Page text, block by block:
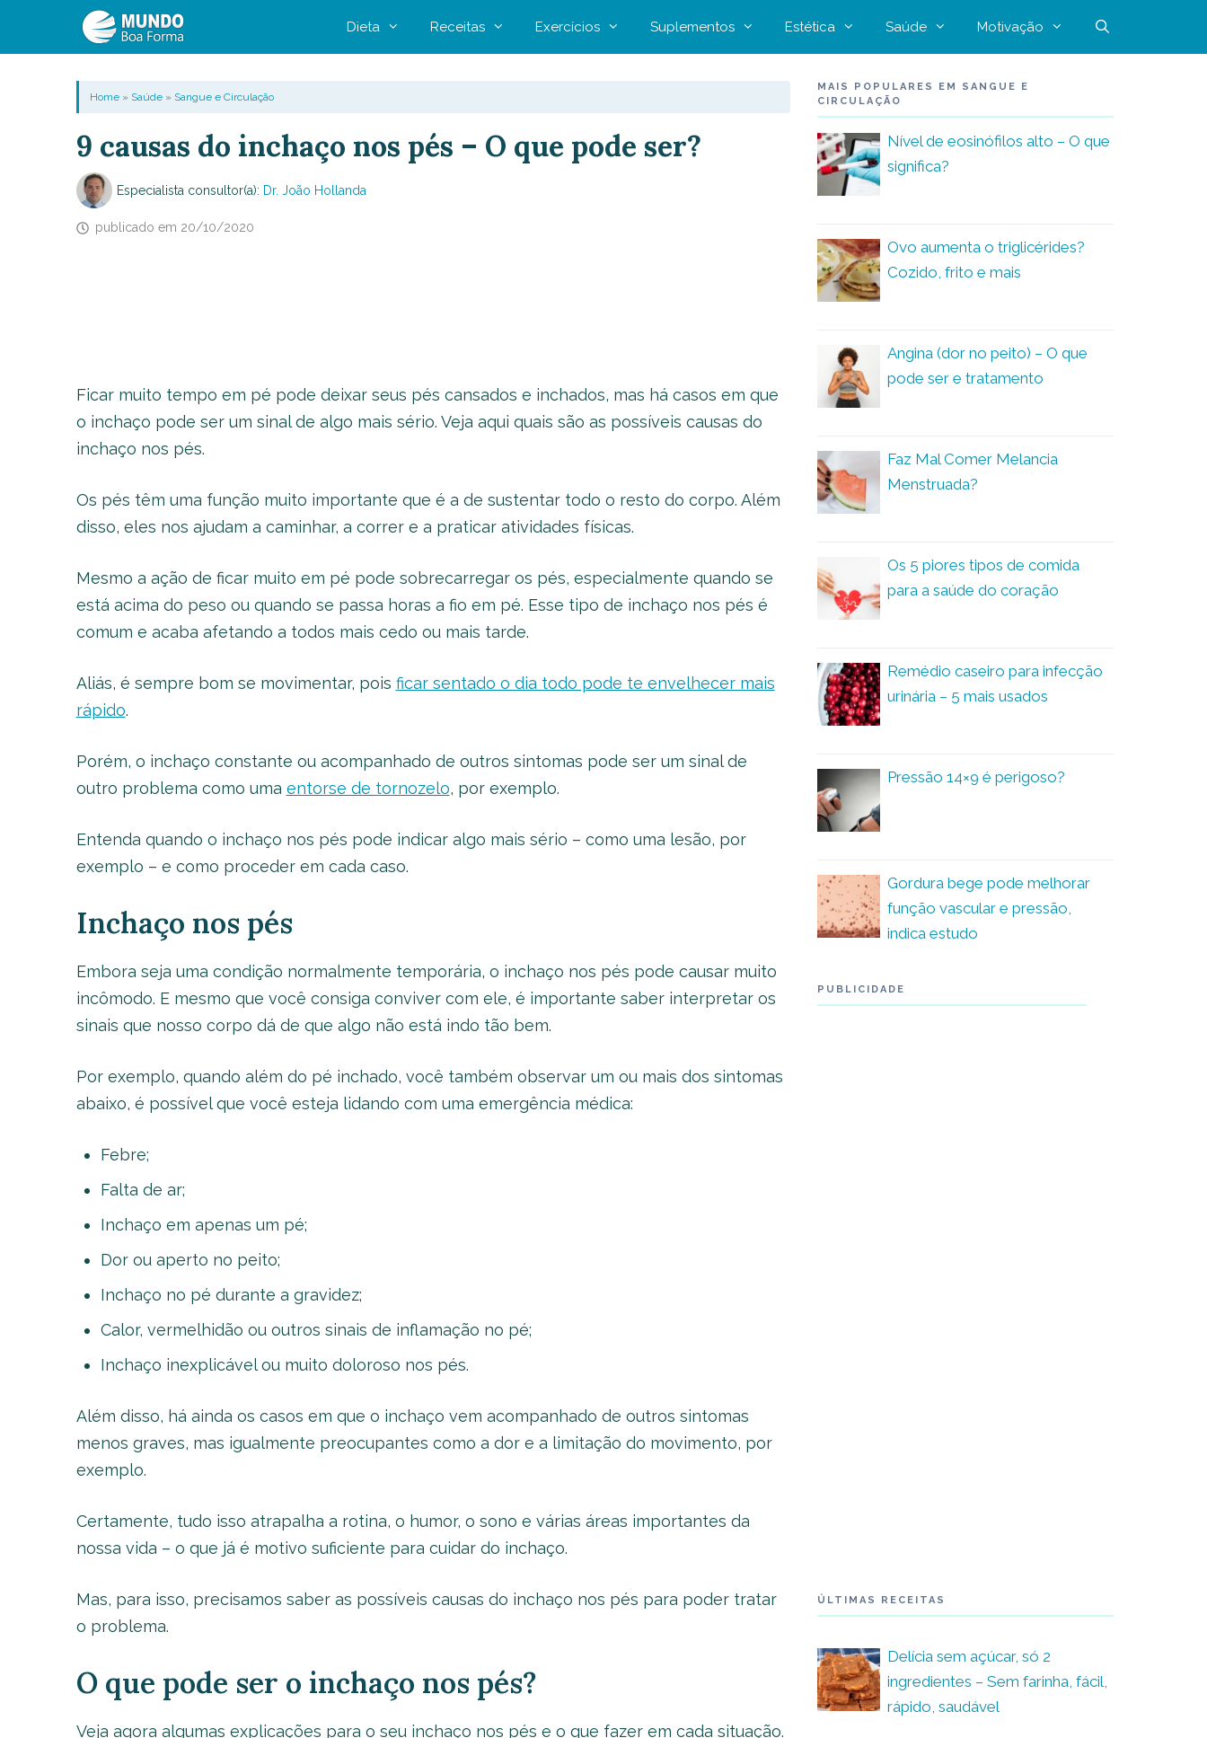
Dieta Receitas Exercícios Suplementos Estética Saúde Motivação
Home» Saúde» Sangue e Circulação
9 causas do inchaço nos pés – O que pode ser?
Especialista consultor(a): Dr. João Hollanda
publicado em 20/10/2020
Ficar muito tempo em pé pode deixar seus pés cansados e inchados, mas há casos em que
o inchaço pode ser um sinal de algo mais sério. Veja aqui quais são as possíveis causas do
inchaço nos pés.
Os pés têm uma função muito importante que é a de sustentar todo o resto do corpo. Além
disso, eles nos ajudam a caminhar, a correr e a praticar atividades físicas.
Mesmo a ação de ficar muito em pé pode sobrecarregar os pés, especialmente quando se
está acima do peso ou quando se passa horas a fio em pé. Esse tipo de inchaço nos pés é
comum e acaba afetando a todos mais cedo ou mais tarde.
Aliás, é sempre bom se movimentar, pois ficar sentado o dia todo pode te envelhecer mais
rápido.
Porém, o inchaço constante ou acompanhado de outros sintomas pode ser um sinal de
outro problema como uma entorse de tornozelo, por exemplo.
Entenda quando o inchaço nos pés pode indicar algo mais sério – como uma lesão, por
exemplo – e como proceder em cada caso.
Inchaço nos pés
Embora seja uma condição normalmente temporária, o inchaço nos pés pode causar muito
incômodo. E mesmo que você consiga conviver com ele, é importante saber interpretar os
sinais que nosso corpo dá de que algo não está indo tão bem.
Por exemplo, quando além do pé inchado, você também observar um ou mais dos sintomas
abaixo, é possível que você esteja lidando com uma emergência médica:
Febre;
Falta de ar;
Inchaço em apenas um pé;
Dor ou aperto no peito;
Inchaço no pé durante a gravidez;
Calor, vermelhidão ou outros sinais de inflamação no pé;
Inchaço inexplicável ou muito doloroso nos pés.
Além disso, há ainda os casos em que o inchaço vem acompanhado de outros sintomas
menos graves, mas igualmente preocupantes como a dor e a limitação do movimento, por
exemplo.
Certamente, tudo isso atrapalha a rotina, o humor, o sono e várias áreas importantes da
nossa vida – o que já é motivo suficiente para cuidar do inchaço.
Mas, para isso, precisamos saber as possíveis causas do inchaço nos pés para poder tratar
o problema.
O que pode ser o inchaço nos pés?
Veja agora algumas explicações para o seu inchaço nos pés e o que fazer em cada situação.
MAIS POPULARES EM SANGUE E
CIRCULAÇÃO
Nível de eosinófilos alto – O que
significa?
Ovo aumenta o triglicérides?
Cozido, frito e mais
Angina (dor no peito) – O que
pode ser e tratamento
Faz Mal Comer Melancia
Menstruada?
Os 5 piores tipos de comida
para a saúde do coração
Remédio caseiro para infecção
urinária – 5 mais usados
Pressão 14×9 é perigoso?
Gordura bege pode melhorar
função vascular e pressão,
indica estudo
PUBLICIDADE
ÚLTIMAS RECEITAS
Delícia sem açúcar, só 2
ingredientes – Sem farinha, fácil,
rápido, saudável